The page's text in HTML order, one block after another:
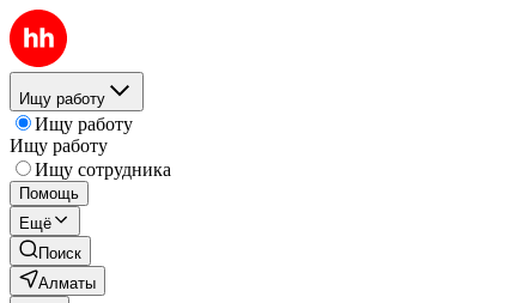
Ищу работу
Ищу работу
Ищу работу
Ищу сотрудника
Помощь
Ещё
Поиск
Алматы